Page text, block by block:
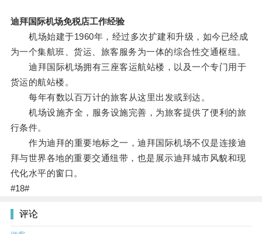
迪拜国际机场免税店工作经验
机场始建于1960年，经过多次扩建和升级，如今已经成
为一个集航班、货运、旅客服务为一体的综合性交通枢纽。
迪拜国际机场拥有三座客运航站楼，以及一个专门用于
货运的航站楼。
每年有数以百万计的旅客从这里出发或到达。
机场设施齐全，服务设施完善，为旅客提供了便利的旅
行条件。
作为迪拜的重要地标之一，迪拜国际机场不仅是连接迪
拜与世界各地的重要交通纽带，也是展示迪拜城市风貌和现
代化水平的窗口。
#18#
评论